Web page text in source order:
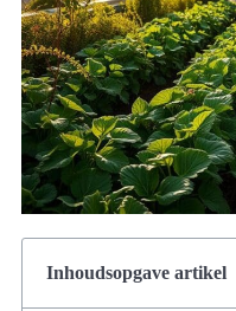
Inhoudsopgave artikel